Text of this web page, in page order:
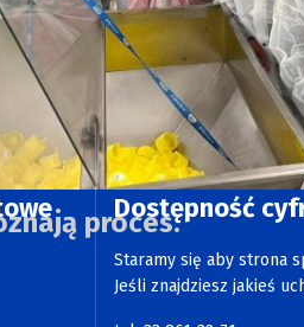
proces.
Dostępność
Staramy się aby strona
Jeśli znajdziesz jakieś